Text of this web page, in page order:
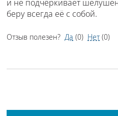
Отзыв полезен?Да (0) Нет (0)
и не подчёркивает
беру всегда её с собой.